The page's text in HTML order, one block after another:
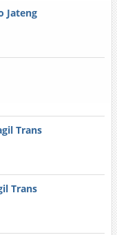
Jateng
Trans
Trans